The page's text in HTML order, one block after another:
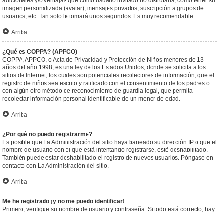
imagen personalizada (avatar), mensajes privados, suscripción a grupos de
usuarios, etc. Tan solo le tomará unos segundos. Es muy recomendable.
Arriba
¿Qué es COPPA? (APPCO)
COPPA, APPCO, o Acta de Privacidad y Protección de Niños menores de 13
años del año 1998, es una ley de los Estados Unidos, donde se solicita a los
sitios de Internet, los cuales son potenciales recolectores de información, que el
registro de niños sea escrito y ratificado con el consentimiento de los padres o
con algún otro método de reconocimiento de guardia legal, que permita
recolectar información personal identificable de un menor de edad.
Arriba
¿Por qué no puedo registrarme?
Es posible que La Administración del sitio haya baneado su dirección IP o que el
nombre de usuario con el que está intentando registrarse, esté deshabilitado.
También puede estar deshabilitado el registro de nuevos usuarios. Póngase en
contacto con La Administración del sitio.
Arriba
Me he registrado ¡y no me puedo identificar!
Primero, verifique su nombre de usuario y contraseña. Si todo está correcto, hay